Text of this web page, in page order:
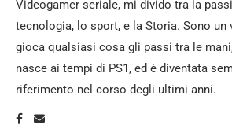
Videogamer seriale, mi divido tra la
tecnologia, lo sport, e la Storia. Sono un
gioca qualsiasi cosa gli passi tra le
nasce ai tempi di PS1, ed è diventata
riferimento nel corso degli ultimi anni.